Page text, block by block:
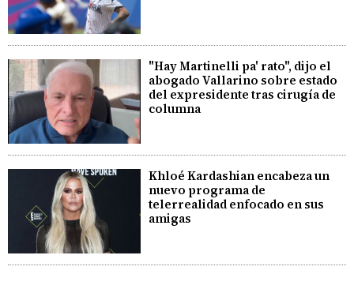
"Hay Martinelli pa' rato", dijo el
abogado Vallarino sobre estado
del expresidente tras cirugía de
columna
Khloé Kardashian encabeza un
nuevo programa de
telerrealidad enfocado en sus
amigas